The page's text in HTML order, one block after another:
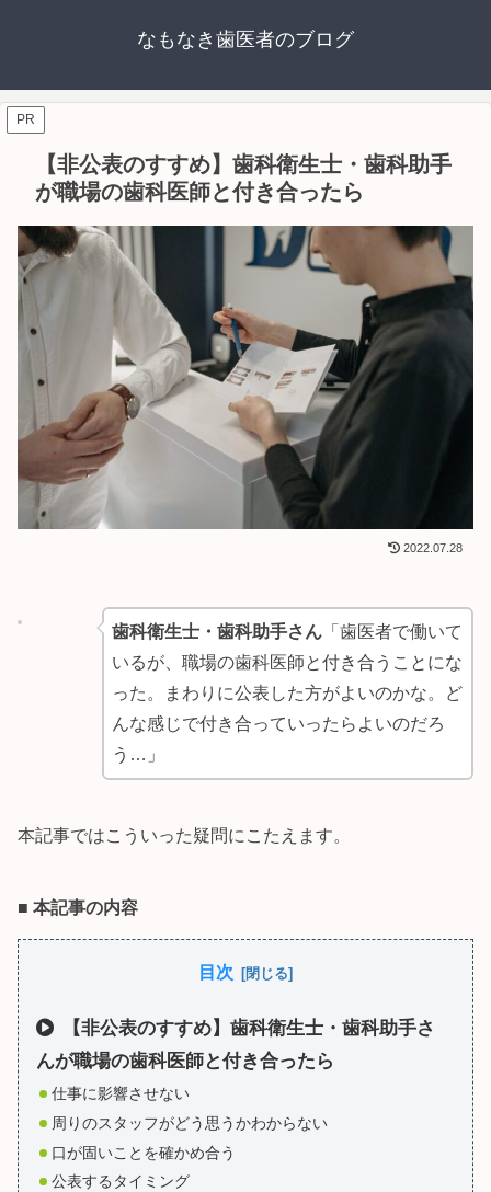
なもなき歯医者のブログ
PR
【非公表のすすめ】歯科衛生士・歯科助手
が職場の歯科医師と付き合ったら
2022.07.28
歯科衛生士・歯科助手さん「歯医者で働いて
いるが、職場の歯科医師と付き合うことにな
った。まわりに公表した方がよいのかな。ど
んな感じで付き合っていったらよいのだろ
う…」
本記事ではこういった疑問にこたえます。
■ 本記事の内容
目次
【非公表のすすめ】歯科衛生士・歯科助手さ
んが職場の歯科医師と付き合ったら
仕事に影響させない
周りのスタッフがどう思うかわからない
口が固いことを確かめ合う
公表するタイミング